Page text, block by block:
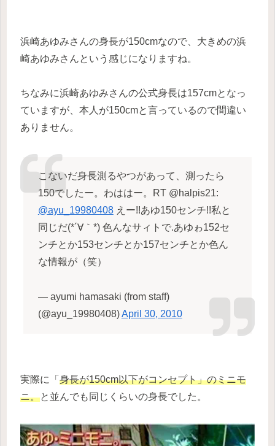
浜崎あゆみさんの身長が150cmなので、大きめの浜
崎あゆみさんという感じになりますね。
ちなみに浜崎あゆみさんの公式身長は157cmとなっ
ていますが、本人が150cmと言っているので間違い
ありません。
こないだ身長測るやつがあって、測ったら
150でしたー。わははー。RT @halpis21:
@ayu_19980408えー!!あゆ150センチ!!私と
同じだ(*´∀｀*) 色んなサィトで.あゆゎ152セ
ンチとか153センチとか157センチとか色ん
な情報が（笑）
— ayumi hamasaki (from staff)
(@ayu_19980408)April 30, 2010
実際に「 身長が150cm以下がコンセプト」のミニモ
ニ。と並んでも同じくらいの身長でした。